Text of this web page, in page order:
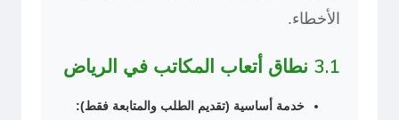
الأخطاء.
3.1 نطاق أتعاب المكاتب في الرياض
خدمة أساسية (تقديم الطلب والمتابعة فقط):